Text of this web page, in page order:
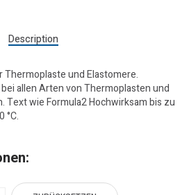
Description
und Elastomere.
allen Arten von Thermoplasten und
Text wie Formula2 Hochwirksam bis zu
°C.